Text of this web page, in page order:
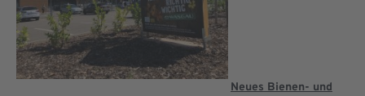
Neues Bienen- und